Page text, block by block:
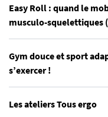
Easy Roll : quand le
musculo-squelettiques
Gym douce et sport
s’exercer !
Les ateliers Tous ergo